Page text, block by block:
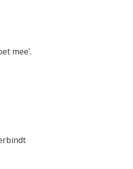
mee’.